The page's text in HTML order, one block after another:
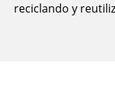
reciclando y